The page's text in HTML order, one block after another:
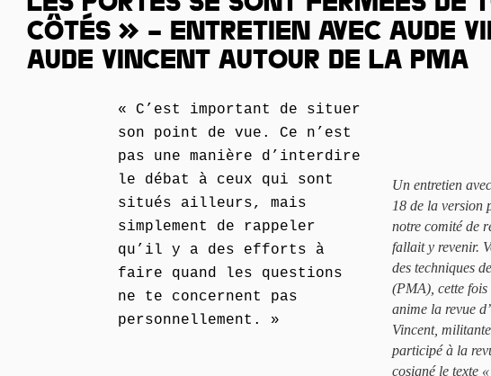
CÔTÉS » – ENTRETIEN AVEC AUDE
AUDE VINCENT AUTOUR DE LA PMA
« C’est important de situer
son point de vue. Ce n’est
pas une manière d’interdire
le débat à ceux qui sont
situés ailleurs, mais
simplement de rappeler
qu’il y a des efforts à
faire quand les questions
ne te concernent pas
personnellement. »
Un entretien
18 de la version
notre comité de
fallait y revenir.
des techniques
(PMA), cette
anime la revue
Vincent,
participé à la
cosigné le texte